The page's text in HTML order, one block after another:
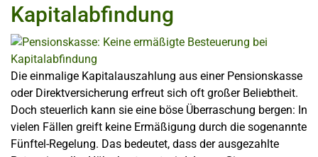
Kapitalabfindung
Die einmalige Kapitalauszahlung aus einer Pensionskasse
oder Direktversicherung erfreut sich oft großer Beliebtheit.
Doch steuerlich kann sie eine böse Überraschung bergen: In
vielen Fällen greift keine Ermäßigung durch die sogenannte
Fünftel-Regelung. Das bedeutet, dass der ausgezahlte